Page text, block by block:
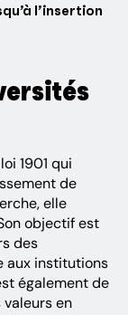
l’insertion
1901 qui
de
elle
objectif est
des
aux institutions
également de
valeurs en